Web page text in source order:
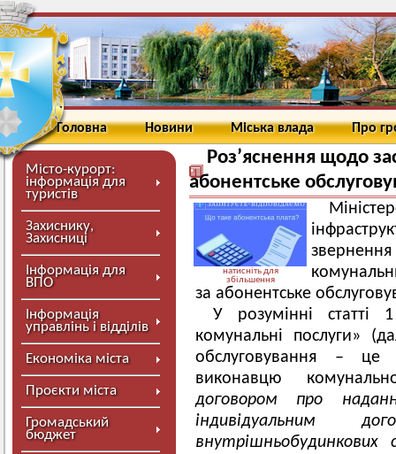
Головна Новини Міська влада Про
Місто-курорт:
інформація для
туристів
Захиснику,
Захисниці
Інформація для
ВПО
Інформація
управлінь і відділів
Економіка міста
Проєкти міста
Громадський
бюджет
Роз’яснення щодо
абонентське
натисніть для
збільшення
за абонентське
У розумінні статті
комунальні послуги»
обслуговування – це
виконавцю
договором про
індивідуальним